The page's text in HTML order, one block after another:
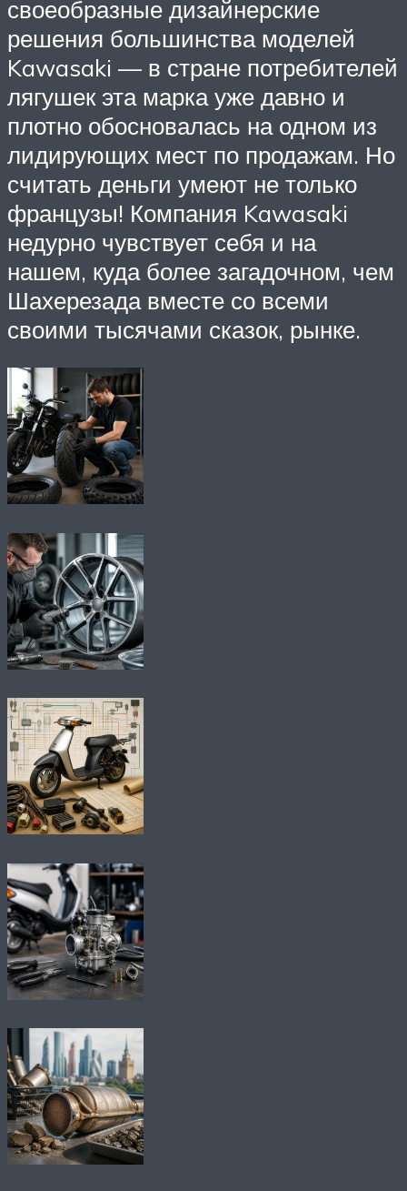
своеобразные дизайнерские
решения большинства моделей
Kawasaki — в стране потребителей
лягушек эта марка уже давно и
плотно обосновалась на одном из
лидирующих мест по продажам. Но
считать деньги умеют не только
французы! Компания Kawasaki
недурно чувствует себя и на
нашем, куда более загадочном, чем
Шахерезада вместе со всеми
своими тысячами сказок, рынке.